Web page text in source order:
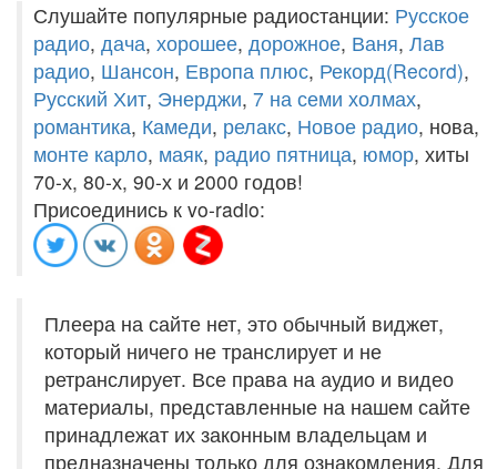
Слушайте популярные радиостанции: Русское
радио, дача, хорошее, дорожное, Ваня, Лав
радио, Шансон, Европа плюс, Рекорд(Record),
Русский Хит, Энерджи, 7 на семи холмах,
романтика, Камеди, релакс, Новое радио, нова,
монте карло, маяк, радио пятница, юмор, хиты
70-х, 80-х, 90-х и 2000 годов!
Присоединись к vo-radio:
Плеера на сайте нет, это обычный виджет,
который ничего не транслирует и не
ретранслирует. Все права на аудио и видео
материалы, представленные на нашем сайте
принадлежат их законным владельцам и
предназначены только для ознакомления. Для